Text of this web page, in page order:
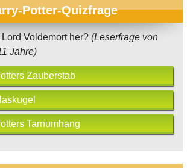
Potter-Quizfrage
Voldemort her? (Leserfrage von
Jahre)
Zauberstab
Tarnumhang